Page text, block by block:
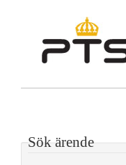
Sök ärende